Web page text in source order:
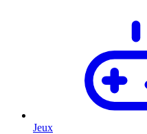
Jeux